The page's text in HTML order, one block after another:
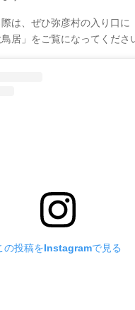
は、ぜひ弥彦村の入り口に
居」をご覧になってくださ
の投稿をInstagramで見る